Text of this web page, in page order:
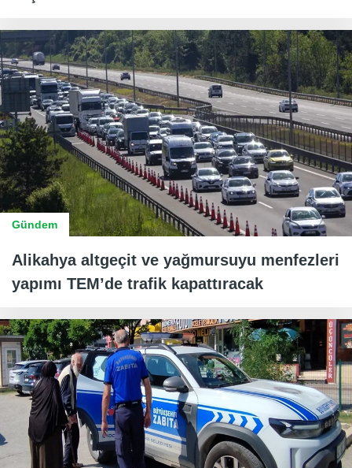
Gündem
Alikahya altgeçit ve yağmursuyu menfezleri
yapımı TEM’de trafik kapattıracak